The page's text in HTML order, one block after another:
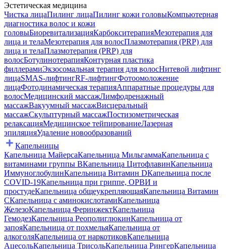
Эстетическая медицина
Чистка лицаПилинг лицаПилинг кожи головыКомпьютерная
диагностика волос и кожи
головыБиоревитализацияКарбокситерапияМезотерапия для
лица и телаМезотерапия для волосПлазмотерапия (PRP) для
лица и телаПлазмотерапия (PRP) для
волосБотулинотерапияКонтурная пластика
филлерамиЭкзосомальная терапия для волосНитевой лифтинг
лицаSMAS-лифтингRF-лифтингФотоомоложение
лицаФотодинамическая терапияАппаратные процедуры для
волосМедицинский массажЛимфодренажный
массажВакуумный массажВисцеральный
массажСкульптурный массажПостизометрическая
релаксацияМедицинское тейпированиеЛазерная
эпиляцияУдаление новообразований
Капельницы
Капельница МайерсаКапельница МильгаммаКапельница с
витаминами группы BКапельница ЦитофлавинКапельница
ИммуноглобулинКапельница Витамин DКапельница после
COVID-19Капельница при гриппе, ОРВИ и
простудеКапельница общеукрепляющаяКапельница Витамин
CКапельница с аминокислотамиКапельница
ЖелезоКапельница ФеринжектКапельница
ГемодезКапельница РеополиглюкинКапельница от
запояКапельница от похмельяКапельница от
алкоголяКапельница от наркотиковКапельница
АцесольКапельница ТрисольКапельница РингерКапельница